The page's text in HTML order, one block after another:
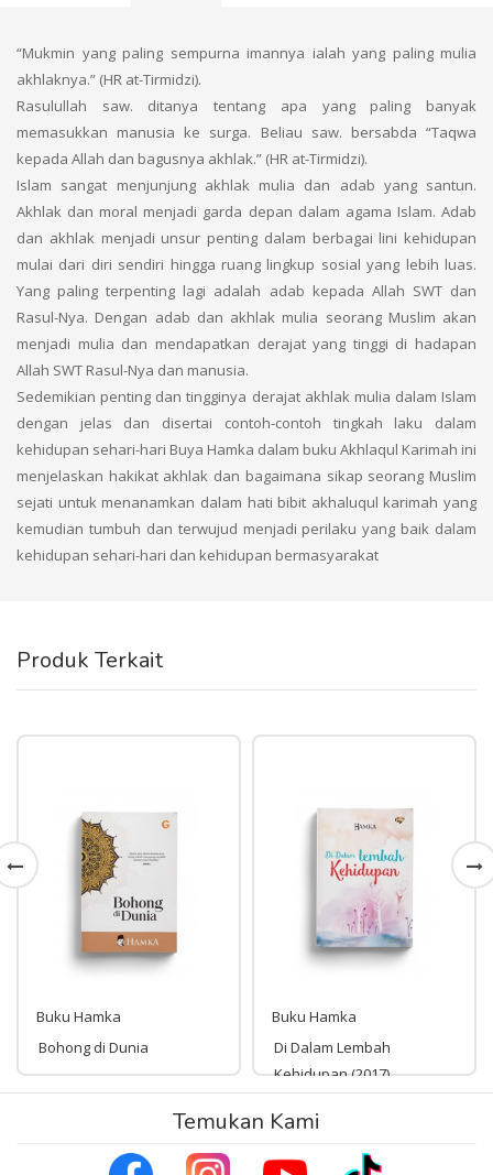
“Mukmin yang paling sempurna imannya ialah yang paling mulia
akhlaknya.” (HR at-Tirmidzi).
Rasulullah saw. ditanya tentang apa yang paling banyak
memasukkan manusia ke surga. Beliau saw. bersabda “Taqwa
kepada Allah dan bagusnya akhlak.” (HR at-Tirmidzi).
Islam sangat menjunjung akhlak mulia dan adab yang santun.
Akhlak dan moral menjadi garda depan dalam agama Islam. Adab
dan akhlak menjadi unsur penting dalam berbagai lini kehidupan
mulai dari diri sendiri hingga ruang lingkup sosial yang lebih luas.
Yang paling terpenting lagi adalah adab kepada Allah SWT dan
Rasul-Nya. Dengan adab dan akhlak mulia seorang Muslim akan
menjadi mulia dan mendapatkan derajat yang tinggi di hadapan
Allah SWT Rasul-Nya dan manusia.
Sedemikian penting dan tingginya derajat akhlak mulia dalam Islam
dengan jelas dan disertai contoh-contoh tingkah laku dalam
kehidupan sehari-hari Buya Hamka dalam buku Akhlaqul Karimah ini
menjelaskan hakikat akhlak dan bagaimana sikap seorang Muslim
sejati untuk menanamkan dalam hati bibit akhaluqul karimah yang
kemudian tumbuh dan terwujud menjadi perilaku yang baik dalam
kehidupan sehari-hari dan kehidupan bermasyarakat
Produk Terkait
Buku Hamka
Bohong di Dunia
52,000
Buku Hamka
Di Dalam Lembah
Kehidupan (2017)
Rp 78,000
Temukan Kami